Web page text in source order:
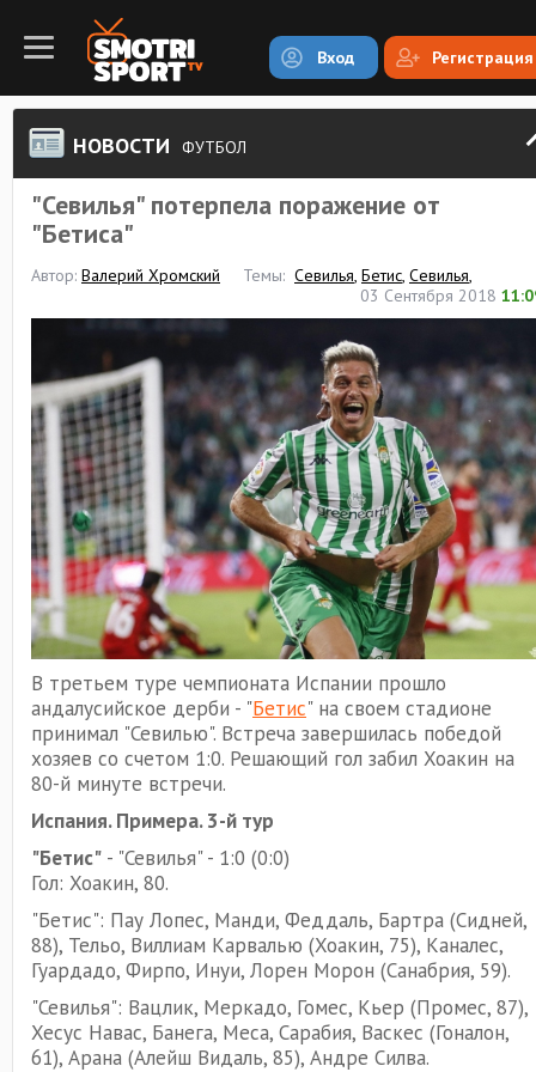
Вход Регистрация
НОВОСТИ ФУТБОЛ
"Севилья" потерпела поражение от
"Бетиса"
Автор: Валерий Хромский Темы: Севилья, Бетис, Севилья,
03 Сентября 2018
В третьем туре чемпионата Испании прошло
андалусийское дерби - "Бетис" на своем стадионе
принимал "Севилью". Встреча завершилась победой
хозяев со счетом 1:0. Решающий гол забил Хоакин на
80-й минуте встречи.
Испания. Примера. 3-й тур
"Бетис" - "Севилья" - 1:0 (0:0)
Гол: Хоакин, 80.
"Бетис": Пау Лопес, Манди, Феддаль, Бартра (Сидней,
88), Тельо, Виллиам Карвалью (Хоакин, 75), Каналес,
Гуардадо, Фирпо, Инуи, Лорен Морон (Санабрия, 59).
"Севилья": Вацлик, Меркадо, Гомес, Кьер (Промес, 87),
Хесус Навас, Банега, Меса, Сарабия, Васкес (Гоналон,
61), Арана (Алейш Видаль, 85), Андре Силва.